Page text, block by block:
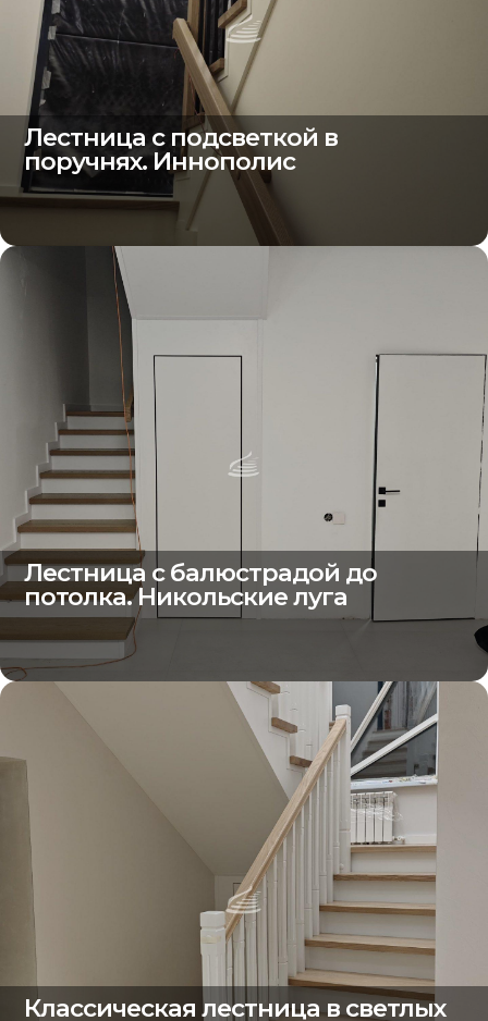
Лестница с подсветкой в
поручнях. Иннополис
Лестница с балюстрадой до
потолка. Никольские луга
Классическая лестница в светлых